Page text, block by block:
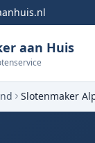
aan Huis
Slotenmaker